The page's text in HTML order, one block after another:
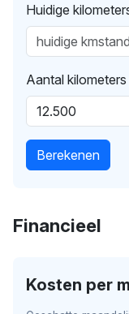
Huidige
Aantal
Berekenen
Financieel
Kosten per